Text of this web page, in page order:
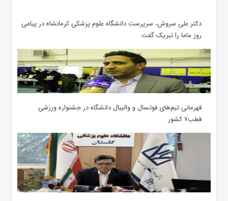
دکتر علی سروش، سرپرست دانشگاه علوم پزشکی کرمانشاه در پیامی
روز ماما را تبریک گفت
قهرمانی تیم‌های فوتسال و والیبال دانشگاه در جشنواره ورزشی
قطب۷ کشور